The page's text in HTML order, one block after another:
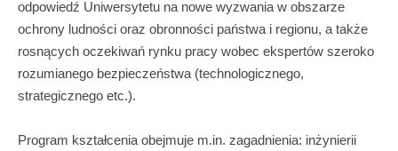
odpowiedź Uniwersytetu na nowe wyzwania w obszarze
ochrony ludności oraz obronności państwa i regionu, a także
rosnących oczekiwań rynku pracy wobec ekspertów szeroko
rozumianego bezpieczeństwa (technologicznego,
strategicznego etc.).
Program kształcenia obejmuje m.in. zagadnienia: inżynierii